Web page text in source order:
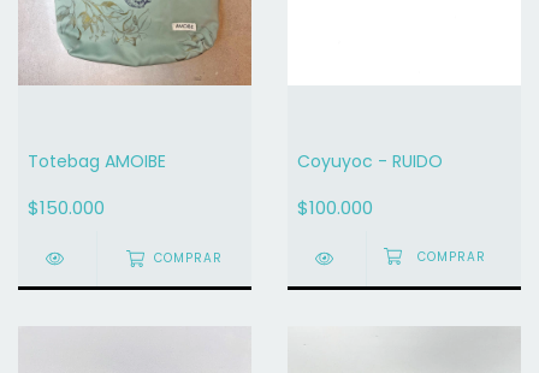
Totebag AMOIBE
$150.000
COMPRAR
Coyuyoc - RUIDO
$100.000